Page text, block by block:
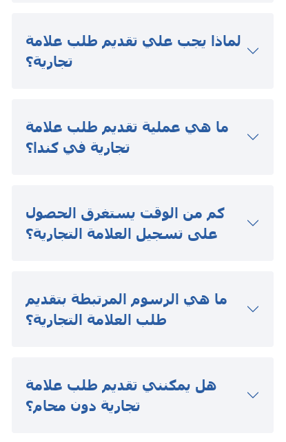
لماذا يجب علي تقديم طلب علامة
تجارية؟
ما هي عملية تقديم طلب علامة
تجارية في كندا؟
كم من الوقت يستغرق الحصول
على تسجيل العلامة التجارية؟
ما هي الرسوم المرتبطة بتقديم
طلب العلامة التجارية؟
هل يمكنني تقديم طلب علامة
تجارية دون محام؟